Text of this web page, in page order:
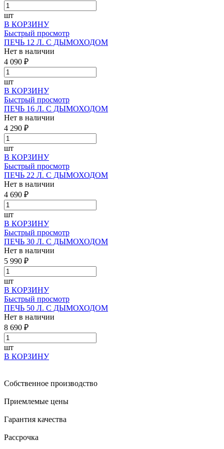
шт
В КОРЗИНУ
Быстрый просмотр
ПЕЧЬ 12 Л. С ДЫМОХОДОМ
Нет в наличии
4 090 ₽
шт
В КОРЗИНУ
Быстрый просмотр
ПЕЧЬ 16 Л. С ДЫМОХОДОМ
Нет в наличии
4 290 ₽
шт
В КОРЗИНУ
Быстрый просмотр
ПЕЧЬ 22 Л. С ДЫМОХОДОМ
Нет в наличии
4 690 ₽
шт
В КОРЗИНУ
Быстрый просмотр
ПЕЧЬ 30 Л. С ДЫМОХОДОМ
Нет в наличии
5 990 ₽
шт
В КОРЗИНУ
Быстрый просмотр
ПЕЧЬ 50 Л. С ДЫМОХОДОМ
Нет в наличии
8 690 ₽
шт
В КОРЗИНУ
Собственное производство
Приемлемые цены
Гарантия качества
Рассрочка